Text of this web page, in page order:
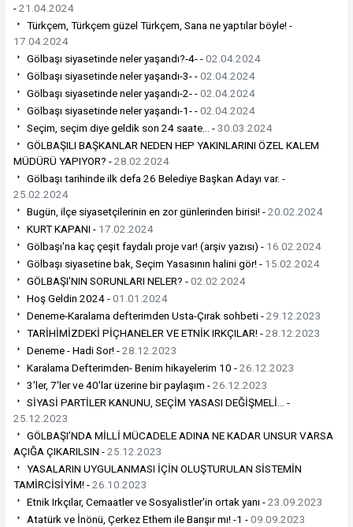
-21.04.2024
Türkçem, Türkçem güzel Türkçem, Sana ne yaptılar böyle! -
17.04.2024
Gölbaşı siyasetinde neler yaşandı?-4- -02.04.2024
Gölbaşı siyasetinde neler yaşandı-3- -02.04.2024
Gölbaşı siyasetinde neler yaşandı-2- -02.04.2024
Gölbaşı siyasetinde neler yaşandı-1- -02.04.2024
Seçim, seçim diye geldik son 24 saate… -30.03.2024
GÖLBAŞILI BAŞKANLAR NEDEN HEP YAKINLARINI ÖZEL KALEM
MÜDÜRÜ YAPIYOR? -28.02.2024
Gölbaşı tarihinde ilk defa 26 Belediye Başkan Adayı var. -
25.02.2024
Bugün, ilçe siyasetçilerinin en zor günlerinden birisi! -20.02.2024
KURT KAPANI - 17.02.2024
Gölbaşı'na kaç çeşit faydalı proje var! (arşiv yazısı) - 16.02.2024
Gölbaşı siyasetine bak, Seçim Yasasının halini gör! - 15.02.2024
GÖLBAŞI'NIN SORUNLARI NELER? -02.02.2024
Hoş Geldin 2024 -01.01.2024
Deneme-Karalama defterimden Usta-Çırak sohbeti -29.12.2023
TARİHİMİZDEKİ PİÇHANELER VE ETNİK IRKÇILAR! -28.12.2023
Deneme - Hadi Sor! -28.12.2023
Karalama Defterimden- Benim hikayelerim 10 -26.12.2023
3'ler, 7'ler ve 40'lar üzerine bir paylaşım -26.12.2023
SİYASİ PARTİLER KANUNU, SEÇİM YASASI DEĞİŞMELİ... -
25.12.2023
GÖLBAŞI’NDA MİLLİ MÜCADELE ADINA NE KADAR UNSUR VARSA
AÇIĞA ÇIKARILSIN -25.12.2023
YASALARIN UYGULANMASI İÇİN OLUŞTURULAN SİSTEMİN
TAMİRCİSİYİM! -26.10.2023
Etnik Irkçılar, Cemaatler ve Sosyalistler'in ortak yanı -23.09.2023
Atatürk ve İnönü, Çerkez Ethem ile Barışır mı! -1 -09.09.2023